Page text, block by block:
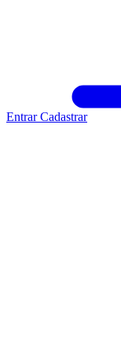
EntrarCadastrar